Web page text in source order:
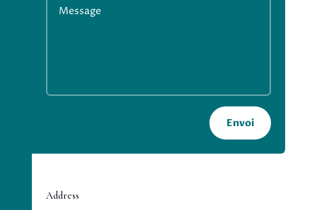
Envoi
Address